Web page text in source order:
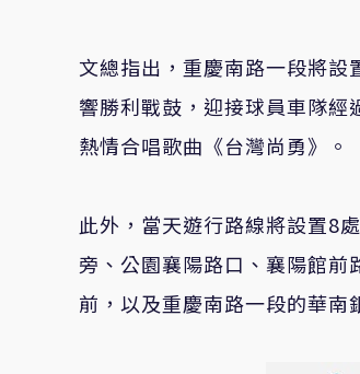
文總指出，重慶南路一段將
響勝利戰鼓，迎接球員車隊
熱情合唱歌曲《台灣尚勇》。
此外，當天遊行路線將設置8
旁、公園襄陽路口、襄陽館
前，以及重慶南路一段的華南